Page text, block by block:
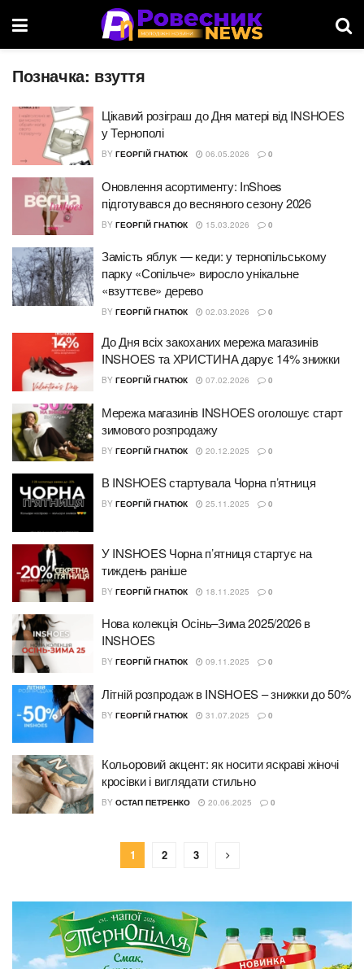
Позначка: взуття
Цікавий розіграш до Дня матері від INSHOES
у Тернополі
BY ГЕОРГІЙ ГНАТЮК 06.05.2026 0
Оновлення асортименту: InShoes
підготувався до весняного сезону 2026
BY ГЕОРГІЙ ГНАТЮК 15.03.2026 0
Замість яблук — кеди: у тернопільському
парку «Сопільче» виросло унікальне
«взуттєве» дерево
BY ГЕОРГІЙ ГНАТЮК 02.03.2026 0
До Дня всіх закоханих мережа магазинів
INSHOES та ХРИСТИНА дарує 14% знижки
BY ГЕОРГІЙ ГНАТЮК 07.02.2026 0
Мережа магазинів INSHOES оголошує старт
зимового розпродажу
BY ГЕОРГІЙ ГНАТЮК 20.12.2025 0
В INSHOES стартувала Чорна п’ятниця
BY ГЕОРГІЙ ГНАТЮК 25.11.2025 0
У INSHOES Чорна п’ятниця стартує на
тиждень раніше
BY ГЕОРГІЙ ГНАТЮК 18.11.2025 0
Нова колекція Осінь–Зима 2025/2026 в
INSHOES
BY ГЕОРГІЙ ГНАТЮК 09.11.2025 0
Літній розпродаж в INSHOES – знижки до 50%
BY ГЕОРГІЙ ГНАТЮК 31.07.2025 0
Кольоровий акцент: як носити яскраві жіночі
кросівки і виглядати стильно
BY ОСТАП ПЕТРЕНКО 20.06.2025 0
1 2 3